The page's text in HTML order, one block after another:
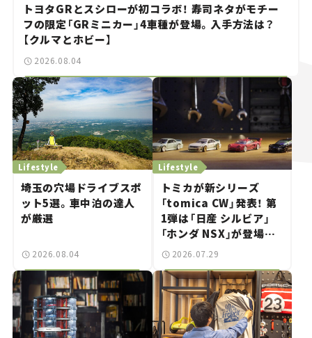
トヨタGRとスシローが初コラボ！ 寿司ネタがモチー
フの限定「GRミニカー」4車種が登場。入手方法は？
【クルマとホビー】
2026.08.04
埼玉の穴場ドライブスポ
ット5選。車中泊の達人
が厳選
Lifestyle
2026.08.04
トミカが新シリーズ
「tomica CW」発表！ 第
1弾は「日産 シルビア」
「ホンダ NSX」が登場。
世界が注目す
とホビー】
Lifestyle
2026.07.29